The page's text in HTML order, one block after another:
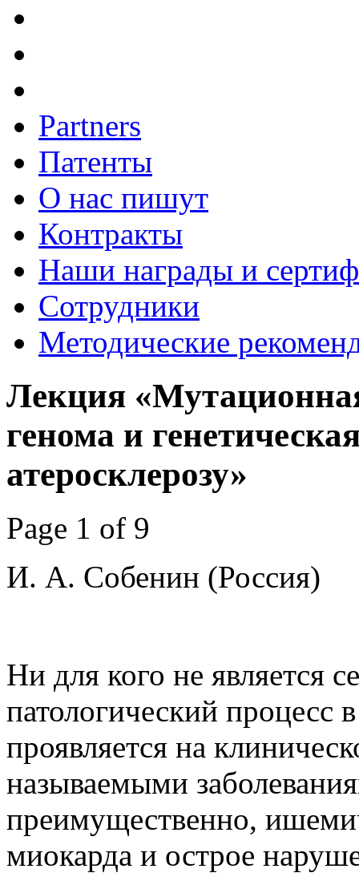
Partners
Патенты
О нас пишут
Контракты
Наши награды и
Сотрудники
Методические
Лекция
генома и
атеросклерозу»
Page 1 of 9
И. А. Собенин (Россия)
Ни для кого не является
патологический процесс
проявляется на
называемыми
преимущественно,
миокарда и острое